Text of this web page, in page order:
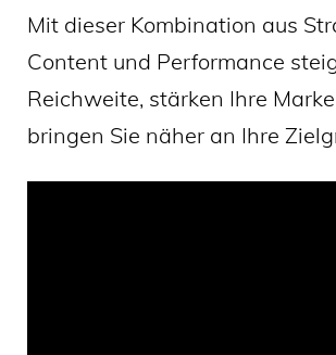
Mit dieser Kombination aus
Content und Performance
Reichweite, stärken Ihre
bringen Sie näher an Ihre